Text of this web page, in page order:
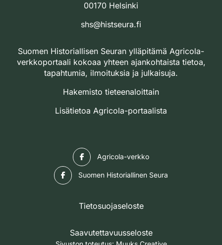
00170 Helsinki
shs@histseura.fi
Suomen Historiallisen Seuran ylläpitämä Agricola-
verkkoportaali kokoaa yhteen ajankohtaista tietoa,
tapahtumia, ilmoituksia ja julkaisuja.
Hakemisto tieteenaloittain
Lisätietoa Agricola-portaalista
Agricola-verkko
Suomen Historiallinen Seura
Tietosuojaseloste
Saavutettavuusseloste